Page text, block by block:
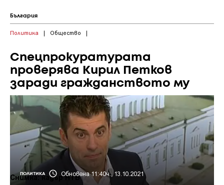
България
Политика | Общество |
Спецпрокуратурата
проверява Кирил Петков
заради гражданството му
ПОЛИТИКА Обновена 11:40ч., 13.10.2021
Снимка: кадър НТВ